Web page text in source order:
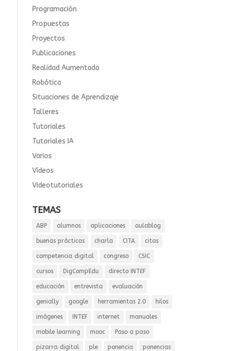
Programación
Propuestas
Proyectos
Publicaciones
Realidad Aumentada
Robótica
Situaciones de Aprendizaje
Talleres
Tutoriales
Tutoriales IA
Varios
Vídeos
Videotutoriales
TEMAS
ABP alumnos aplicaciones aulablog
buenas prácticas charla CITA citas
competencia digital congreso CSIC
cursos DigCompEdu directo INTEF
educación entrevista evaluación
genially google herramientas 2.0 hilos
imágenes INTEF internet manuales
mobile learning mooc Paso a paso
pizarra digital ple ponencia ponencias